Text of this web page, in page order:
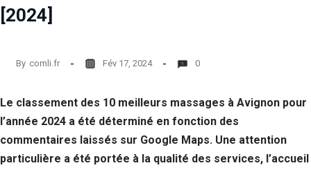
[2024]
By comli.fr Fév 17, 2024 0
Le classement des 10 meilleurs massages à Avignon pour
l’année 2024 a été déterminé en fonction des
commentaires laissés sur Google Maps. Une attention
particulière a été portée à la qualité des services, l’accueil